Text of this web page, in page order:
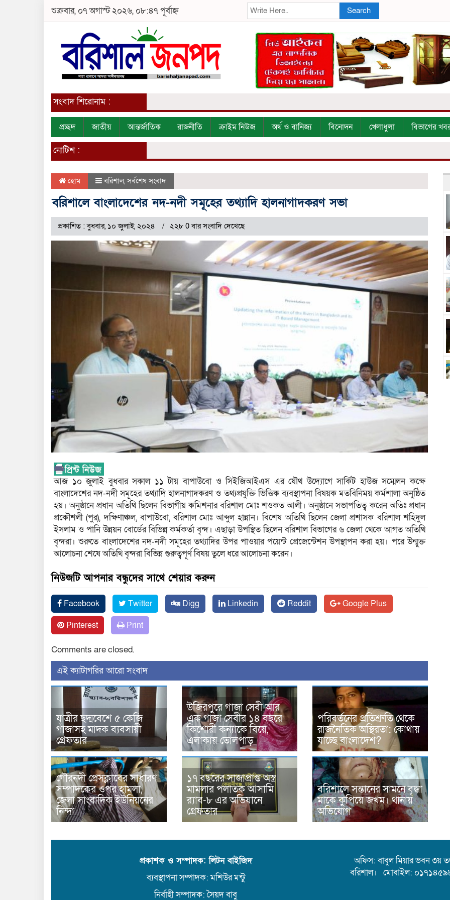
শুক্রবার, ০৭ অগাস্ট ২০২৬, ০৮:৪৭ পূর্বাহ্ন Search
সংবাদ শিরোনাম :
প্রচ্ছদ জাতীয় আন্তর্জাতিক রাজনীতি ক্রাইম নিউজ অর্থ ও বানিজ্য বিনোদন খেলাধুলা বিভাগের
নোটিশ :
হোম বরিশাল,সর্বশেষ সংবাদ
বরিশালে বাংলাদেশের নদ-নদী সমূহের তথ্যাদি হালনাগাদকরণ সভা
প্রকাশিত : বুধবার, ১০ জুলাই, ২০২৪ ২২৮ 0 বার সংবাদি দেখেছে
আজ ১০ জুলাই বুধবার সকাল ১১ টায় বাপাউবো ও সিইজিআইএস এর যৌথ উদ্যোগে সার্কিট হাউজ সম্মেলন কক্ষে
বাংলাদেশের নদ-নদী সমূহের তথ্যাদি হালনাগাদকরণ ও তথ্যপ্রযুক্তি ভিত্তিক ব্যবস্থাপনা বিষয়ক মতবিনিময় কর্মশালা অনুষ্ঠিত
হয়। অনুষ্ঠানে প্রধান অতিথি ছিলেন বিভাগীয় কমিশনার বরিশাল মোঃ শওকত আলী। অনুষ্ঠানে সভাপতিত্ব করেন অতিঃ প্রধান
প্রকৌশলী (পুর), দক্ষিণাঞ্চল, বাপাউবো, বরিশাল মোঃ আব্দুল হান্নান। বিশেষ অতিথি ছিলেন জেলা প্রশাসক বরিশাল শহিদুল
ইসলাম ও পানি উন্নয়ন বোর্ডের বিভিন্ন কর্মকর্তা বৃন্দ। এছাড়া উপস্থিত ছিলেন বরিশাল বিভাগের ৬ জেলা থেকে আগত অতিথি
বৃন্দরা। শুরুতে বাংলাদেশের নদ-নদী সমূহের তথ্যাদির উপর পাওয়ার পয়েন্ট প্রেজেন্টেশন উপস্থাপন করা হয়। পরে উন্মুক্ত
আলোচনা শেষে অতিথি বৃন্দরা বিভিন্ন গুরুত্বপূর্ণ বিষয় তুলে ধরে আলোচনা করেন।
নিউজটি আপনার বন্ধুদের সাথে শেয়ার করুন
Facebook Twitter Digg Linkedin Reddit
Google Plus
Pinterest
Print
Comments are closed.
‍এই ক্যাটাগরির ‍আরো সংবাদ
যাত্রীর ছদ্মবেশে ৫ কেজি
গাঁজাসহ মাদক ব্যবসায়ী
গ্রেফতার
উজিরপুরে গাজা সেবী আর
এক গাজা সেবীর ১৪ বছরে
কিশোরী কন্যাকে বিয়ে,
এলাকায় তোলপাড়
পরিবর্তনের প্রতিশ্রুতি থেকে
রাজনৈতিক অস্থিরতা: কোথায়
যাচ্ছে বাংলাদেশ?
গৌরনদী প্রেসক্লাবের সাধারণ
সম্পাদকের ওপর হামলা,
জেলা সাংবাদিক ইউনিয়নের
নিন্দা
১৭ বছরের সাজাপ্রাপ্ত অস্ত্র
মামলার পলাতক আসামি
র‍্যাব-৮ এর অভিযানে
গ্রেফতার
বরিশালে সন্তানের সামনে বৃদ্ধা
মাকে কুপিয়ে জখম। থানায়
অভিযোগ
প্রকাশক ও সম্পাদক: লিটন বাইজিদ
ব্যবস্থাপনা সম্পাদক: মশিউর মন্টু
নির্বাহী সম্পাদক: সৈয়দ বাবু
অফিস: বাবুল মিয়ার ভবন ৩য়
বরিশাল। মোবাইল: